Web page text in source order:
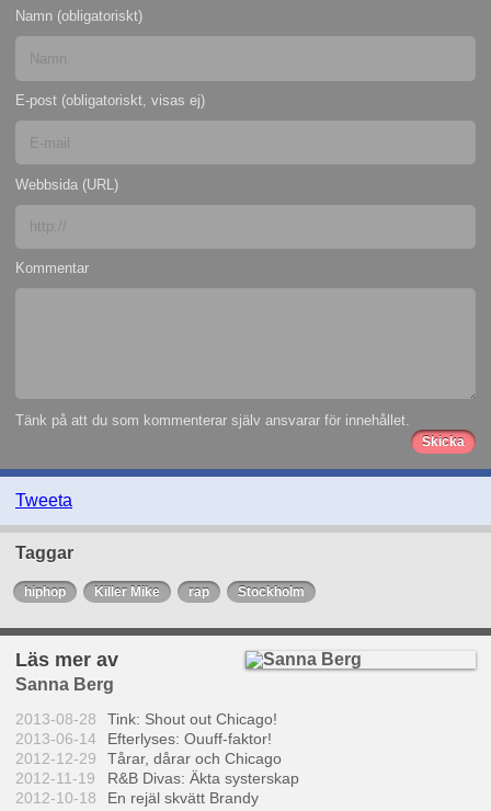
Namn (obligatoriskt)
E-post (obligatoriskt, visas ej)
Webbsida (URL)
Kommentar
Tänk på att du som kommenterar själv ansvarar för innehållet.
Tweeta
Taggar
hiphop Killer Mike rap Stockholm
Läs mer av
Sanna Berg
2013-08-28
Tink: Shout out Chicago!
2013-06-14
Efterlyses: Ouuff-faktor!
2012-12-29
Tårar, dårar och Chicago
2012-11-19
R&B Divas: Äkta systerskap
2012-10-18
En rejäl skvätt Brandy